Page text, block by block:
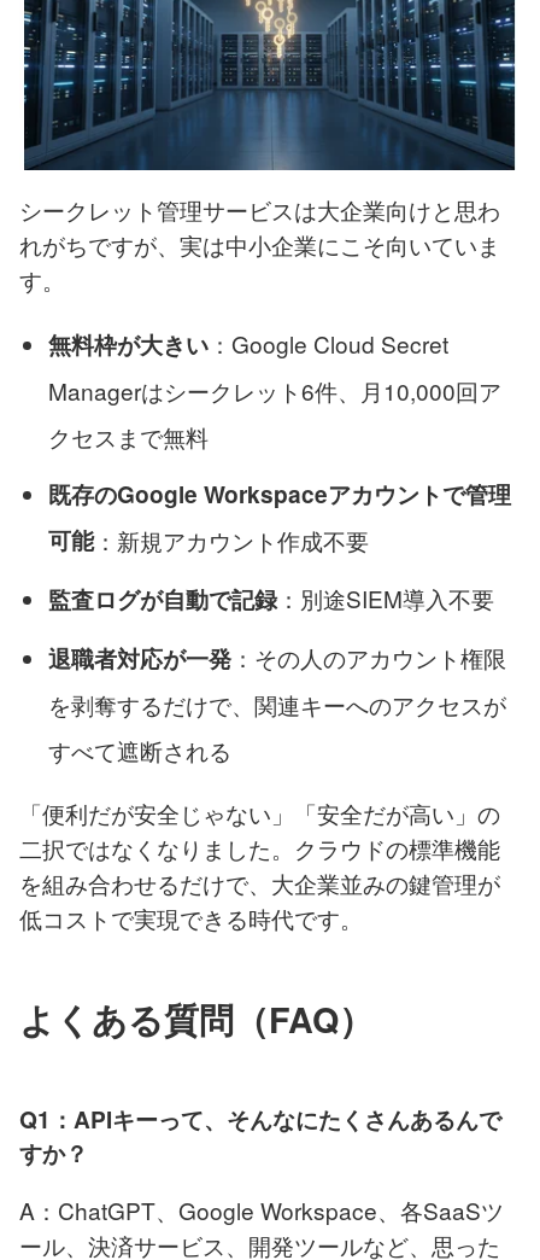
シークレット管理サービスは大企業向けと思わ
れがちですが、実は中小企業にこそ向いていま
す。
無料枠が大きい：Google Cloud Secret
Managerはシークレット6件、月10,000回ア
クセスまで無料
既存のGoogle Workspaceアカウントで管理
可能：新規アカウント作成不要
監査ログが自動で記録：別途SIEM導入不要
退職者対応が一発：その人のアカウント権限
を剥奪するだけで、関連キーへのアクセスが
すべて遮断される
「便利だが安全じゃない」「安全だが高い」の
二択ではなくなりました。クラウドの標準機能
を組み合わせるだけで、大企業並みの鍵管理が
低コストで実現できる時代です。
よくある質問（FAQ）
Q1：APIキーって、そんなにたくさんあるんで
すか？
A：ChatGPT、Google Workspace、各SaaSツ
ール、決済サービス、開発ツールなど、思った